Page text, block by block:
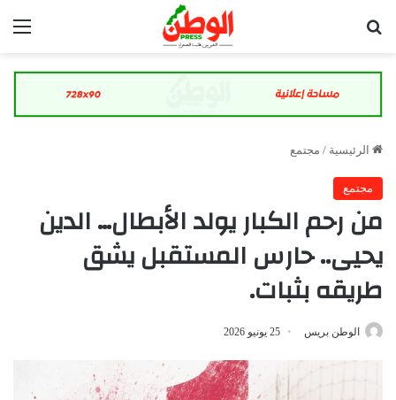
الرئيسية / مجتمع
مجتمع
من رحم الكبار يولد الأبطال… الدين
يحيى.. حارس المستقبل يشق
طريقه بثبات.
الوطن بريس 25 يونيو 2026